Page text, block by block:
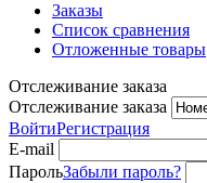
Заказы
Список сравнения
Отложенные товары
Отслеживание заказа
Отслеживание заказа
ВойтиРегистрация
E-mail
ПарольЗабыли пароль?